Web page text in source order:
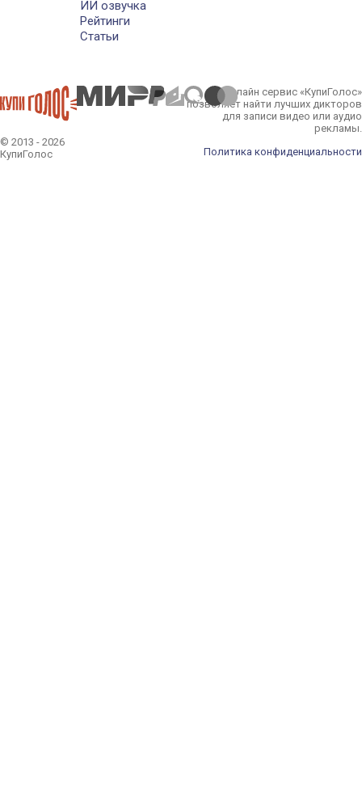
ИИ озвучка
Рейтинги
Статьи
© 2013 - 2026
КупиГолос
Онлайн сервис «КупиГолос»
позволяет найти лучших дикторов
для записи видео или аудио
рекламы.
Политика конфиденциальности